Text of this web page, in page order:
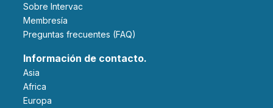
Sobre Intervac
Membresía
Preguntas frecuentes (FAQ)
Información de contacto.
Asia
Africa
Europa